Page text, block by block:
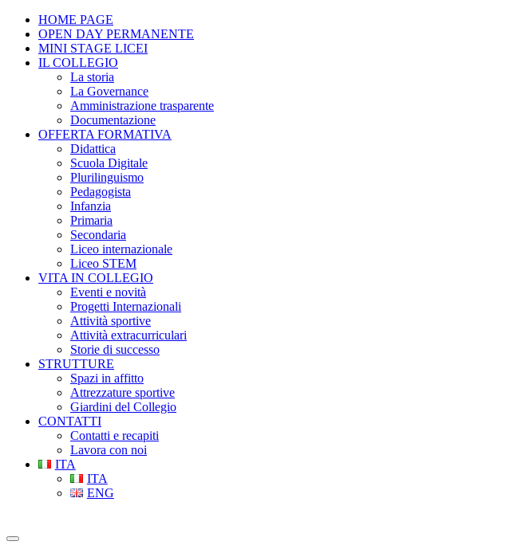
HOME PAGE
OPEN DAY PERMANENTE
MINI STAGE LICEI
IL COLLEGIO
La storia
La Governance
Amministrazione trasparente
Documentazione
OFFERTA FORMATIVA
Didattica
Scuola Digitale
Plurilinguismo
Pedagogista
Infanzia
Primaria
Secondaria
Liceo internazionale
Liceo STEM
VITA IN COLLEGIO
Eventi e novità
Progetti Internazionali
Attività sportive
Attività extracurriculari
Storie di successo
STRUTTURE
Spazi in affitto
Attrezzature sportive
Giardini del Collegio
CONTATTI
Contatti e recapiti
Lavora con noi
ITA
ITA
ENG